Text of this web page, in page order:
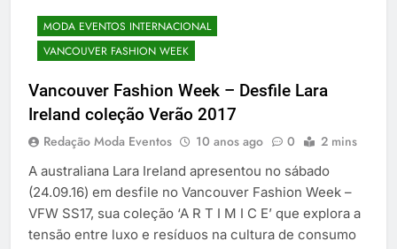
MODA EVENTOS INTERNACIONAL
VANCOUVER FASHION WEEK
Vancouver Fashion Week – Desfile Lara
Ireland coleção Verão 2017
Redação Moda Eventos 10 anos ago 0 2 mins
A australiana Lara Ireland apresentou no sábado
(24.09.16) em desfile no Vancouver Fashion Week –
VFW SS17, sua coleção ‘A R T I M I C E’ que explora a
tensão entre luxo e resíduos na cultura de consumo